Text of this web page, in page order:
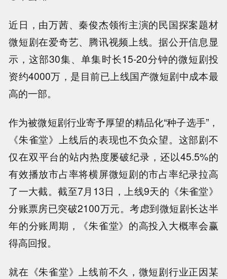
近日，由万茜、秦俊杰领衔主演的民国探案题材
微短剧在爱奇艺、腾讯视频上线。据公开信息显
示，这部30集、单集时长15-20分钟的微短剧投
资约4000万，是目前已上线国产微短剧中成本最
高的一部。
作为被微短剧行业寄予厚望的精品化“种子选手”，
《朱雀堂》上线后的表现也不负众望。这部剧不
仅在双平台的站内热度屡破纪录，还以45.5%的
有效播放市占率将横屏微短剧的市占率纪录拉高
了一大截。截至7月13日，上线9天的《朱雀堂》
分账票房已突破2100万元。考虑到微短剧长达半
年的分账周期，《朱雀堂》的高投入大概率会赢
得高回报。
就在《朱雀堂》上线前不久，微短剧行业正因某